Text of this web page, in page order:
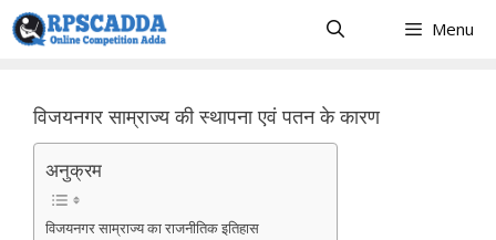
Skip
to
Menu
विजयनगर साम्राज्य की स्थापना एवं पतन के कारण
अनुक्रम
विजयनगर साम्राज्य का राजनीतिक इतिहास